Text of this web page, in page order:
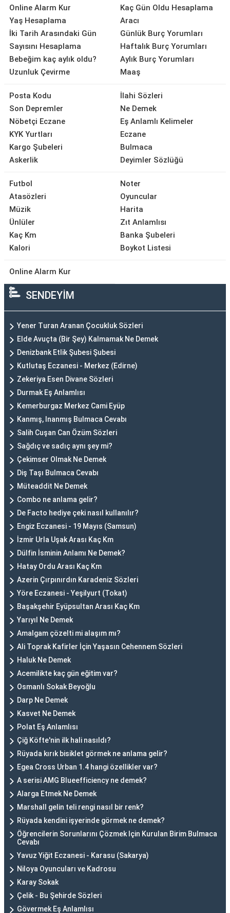
Online Alarm Kur
Yaş Hesaplama
İki Tarih Arasındaki Gün
Sayısını Hesaplama
Bebeğim kaç aylık oldu?
Uzunluk Çevirme
Kaç Gün Oldu Hesaplama
Aracı
Günlük Burç Yorumları
Haftalık Burç Yorumları
Aylık Burç Yorumları
Maaş
Posta Kodu
Son Depremler
Nöbetçi Eczane
KYK Yurtları
Kargo Şubeleri
Askerlik
İlahi Sözleri
Ne Demek
Eş Anlamlı Kelimeler
Eczane
Bulmaca
Deyimler Sözlüğü
Futbol
Atasözleri
Müzik
Ünlüler
Kaç Km
Kalori
Noter
Oyuncular
Harita
Zıt Anlamlısı
Banka Şubeleri
Boykot Listesi
Online Alarm Kur
SENDEYİM
Yener Turan Aranan Çocukluk Sözleri
Elde Avuçta (Bir Şey) Kalmamak Ne Demek
Denizbank Etlik Şubesi Şubesi
Kutlutaş Eczanesi - Merkez (Edirne)
Zekeriya Esen Divane Sözleri
Durmak Eş Anlamlısı
Kemerburgaz Merkez Cami Eyüp
Kanmış, Inanmış Bulmaca Cevabı
Salih Cuşan Can Özüm Sözleri
Sağdıç ve sadıç aynı şey mi?
Çekimser Olmak Ne Demek
Diş Taşı Bulmaca Cevabı
Müteaddit Ne Demek
Combo ne anlama gelir?
De Facto hediye çeki nasıl kullanılır?
Engiz Eczanesi - 19 Mayıs (Samsun)
İzmir Urla Uşak Arası Kaç Km
Dülfin İsminin Anlamı Ne Demek?
Hatay Ordu Arası Kaç Km
Azerin Çırpınırdın Karadeniz Sözleri
Yöre Eczanesi - Yeşilyurt (Tokat)
Başakşehir Eyüpsultan Arası Kaç Km
Yarıyıl Ne Demek
Amalgam çözelti mi alaşım mı?
Ali Toprak Kafirler İçin Yaşasın Cehennem Sözleri
Haluk Ne Demek
Acemilikte kaç gün eğitim var?
Osmanlı Sokak Beyoğlu
Darp Ne Demek
Kasvet Ne Demek
Polat Eş Anlamlısı
Çiğ Köfte'nin ilk hali nasıldı?
Rüyada kırık bisiklet görmek ne anlama gelir?
Egea Cross Urban 1.4 hangi özellikler var?
A serisi AMG Blueefficiency ne demek?
Alarga Etmek Ne Demek
Marshall gelin teli rengi nasıl bir renk?
Rüyada kendini işyerinde görmek ne demek?
Öğrencilerin Sorunlarını Çözmek Için Kurulan Birim Bulmaca
Cevabı
Yavuz Yiğit Eczanesi - Karasu (Sakarya)
Niloya Oyuncuları ve Kadrosu
Karay Sokak
Çelik - Bu Şehirde Sözleri
Gövermek Eş Anlamlısı